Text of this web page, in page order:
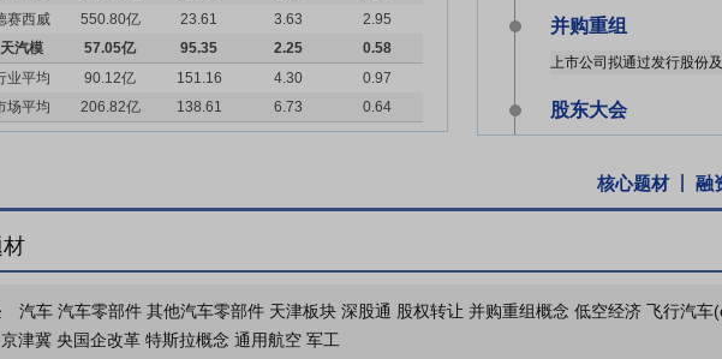
赛西威 550.80亿 23.61 3.63
2.95
天汽模 57.05亿 95.35 2.25
0.58
业平均 90.12亿 151.16 4.30
0.97
场平均 206.82亿 138.61 6.73 0.64
并购重组
股东大会
关联交易
核心题材 融
汽车 汽车零部件 其他汽车零部件 天津板块 深股通 股权转让 并购重组概念 低空经济 飞行汽
津冀 央国企改革 特斯拉概念 通用航空 军工